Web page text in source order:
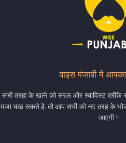
वाइस पंजाबी में
सभी तरहा के खाने को सरल और स्वादिस्ट
मजा चख सकते है. तो आप सभी को नए तरह के भोजन
जाएगी !